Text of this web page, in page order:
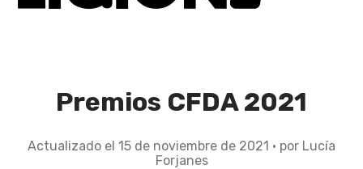
Premios CFDA 2021
Actualizado el 15 de noviembre de 2021 1 por Lucía
Forjanes